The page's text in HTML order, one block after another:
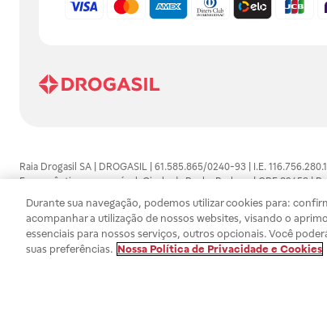
Raia Drogasil SA | DROGASIL | 61.585.865/0240-93 | I.E.
Farmacêutico responsável: Gisele da Penha Barbosa | CRF 89453 |
automedicação e não substituem, em hipótese alguma, as
persistirem os sintomas, um médico deverá ser consultado. Os
SA trabalha com as tecnologias mais avançadas de proteção de
efetuados estão sujeitos à confirmação da disponibilidade de
Durante sua navegação, podemos utilizar cookies para:
acompanhar a utilização de nossos websites, visando o
essenciais para nossos serviços, outros opcionais. Você
suas preferências. Nossa Política de Privacidade e Cookies